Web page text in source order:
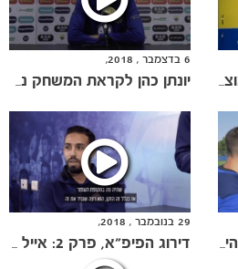
6 בדצמבר , 2018,
יונתן כהן לקראת המשחק נגד בני יהודה
פיבן וכהן מחפשים את האוצר של המכבים
29 בנובמבר , 2018,
דירוג הפיפ"א, פרק 2: אייל גולסה
טורניר הפיפ"א של מכבי והייסנס יוצא לדרך